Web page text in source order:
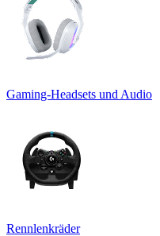
Gaming-Headsets und Audio
Rennlenkräder